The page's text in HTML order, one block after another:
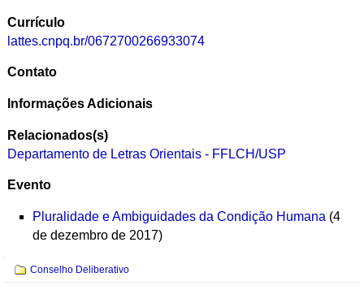
Currículo
lattes.cnpq.br/0672700266933074
Contato
Informações Adicionais
Relacionados(s)
Departamento de Letras Orientais - FFLCH/USP
Evento
Pluralidade e Ambiguidades da Condição Humana (4
de dezembro de 2017)
Conselho Deliberativo